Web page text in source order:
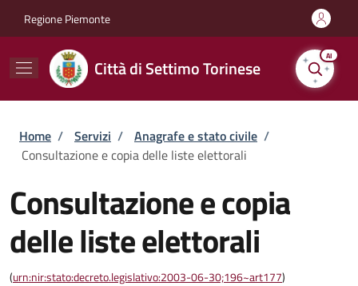
Regione Piemonte
Città di Settimo Torinese
AI
Briciole di pane
Home / Servizi / Anagrafe e stato civile /
Consultazione e copia delle liste elettorali
Consultazione e copia
delle liste elettorali
(urn:nir:stato:decreto.legislativo:2003-06-30;196~art177)